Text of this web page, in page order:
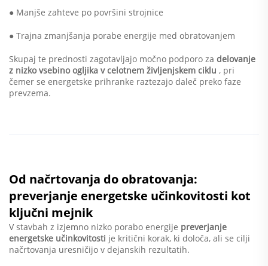
● Manjše zahteve po površini strojnice
● Trajna zmanjšanja porabe energije med obratovanjem
Skupaj te prednosti zagotavljajo močno podporo za delovanje
z nizko vsebino ogljika v celotnem življenjskem ciklu , pri
čemer se energetske prihranke raztezajo daleč preko faze
prevzema.
Od načrtovanja do obratovanja:
preverjanje energetske učinkovitosti kot
ključni mejnik
V stavbah z izjemno nizko porabo energije preverjanje
energetske učinkovitosti je kritični korak, ki določa, ali se cilji
načrtovanja uresničijo v dejanskih rezultatih.